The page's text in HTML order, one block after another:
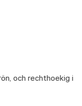
och rechthoekig i